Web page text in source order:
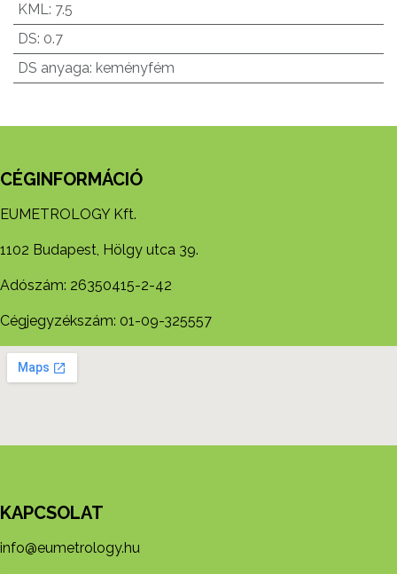
KML: 7.5
DS: 0.7
DS anyaga: keményfém
CÉGINFORMÁCIÓ
EUMETROLOGY Kft.
1102 Budapest, Hölgy utca 39.
Adószám: 26350415-2-42
Cégjegyzékszám: 01-09-325557
KAPCSOLAT
info@eumetrology.hu